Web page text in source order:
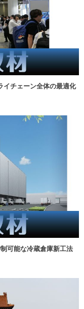
イチェーン全体の最適化
可能な冷蔵倉庫新工法